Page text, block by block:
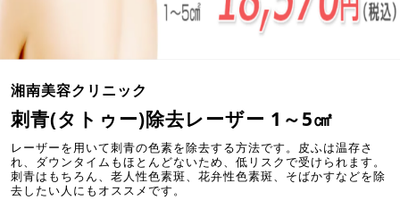
湘南美容クリニック
刺青(タトゥー)除去レーザー 1～5㎠
レーザーを用いて刺青の色素を除去する方法です。皮ふは温存さ
れ、ダウンタイムもほとんどないため、低リスクで受けられます。
刺青はもちろん、老人性色素斑、花弁性色素斑、そばかすなどを除
去したい人にもオススメです。